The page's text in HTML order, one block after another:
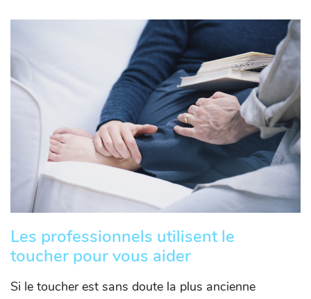
Les professionnels utilisent le
toucher pour vous aider
Si le toucher est sans doute la plus ancienne